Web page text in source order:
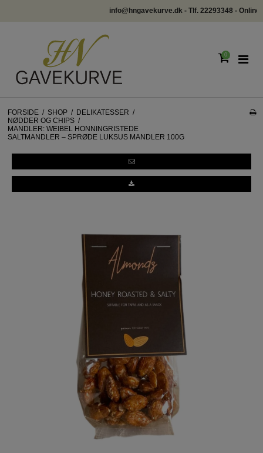
info@hngavekurve.dk - Tlf. 22293348 - Online chat
0
FORSIDE / SHOP / DELIKATESSER /
NØDDER OG CHIPS /
MANDLER: WEIBEL HONNINGRISTEDE
SALTMANDLER – SPRØDE LUKSUS MANDLER 100G